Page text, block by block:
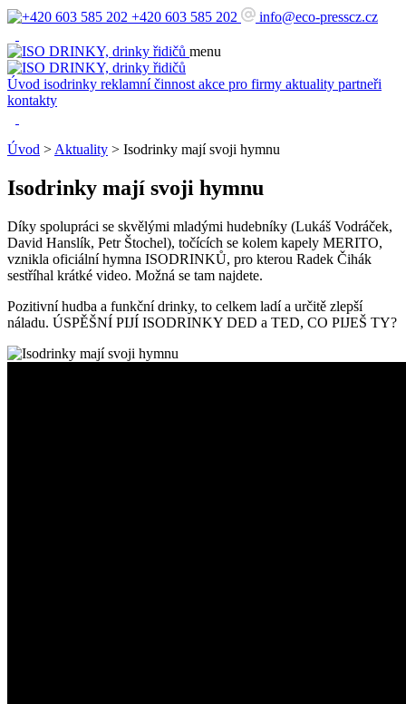
+420 603 585 202 info@eco-presscz.cz
menu
Úvod isodrinky reklamní činnost akce pro firmy aktuality partneři
kontakty
Úvod > Aktuality > Isodrinky mají svoji hymnu
Isodrinky mají svoji hymnu
Díky spolupráci se skvělými mladými hudebníky (Lukáš Vodráček,
David Hanslík, Petr Štochel), točících se kolem kapely MERITO,
vznikla oficiální hymna ISODRINKŮ, pro kterou Radek Čihák
sestříhal krátké video. Možná se tam najdete.
Pozitivní hudba a funkční drinky, to celkem ladí a určitě zlepší
náladu. ÚSPĚŠNÍ PIJÍ ISODRINKY DED a TED, CO PIJEŠ TY?